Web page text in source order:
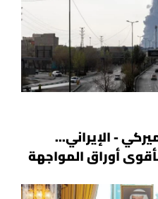
- الإيراني...
أوراق المواجهة